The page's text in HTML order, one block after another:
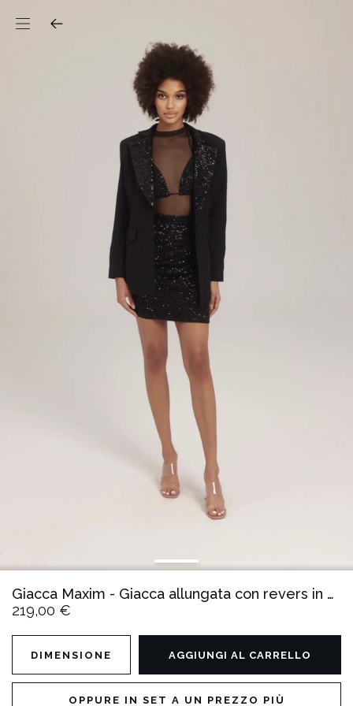
Giacca Maxim - Giacca allungata con revers in paillettes
219,00 €
DIMENSIONE AGGIUNGI AL CARRELLO
OPPURE IN SET A UN PREZZO PIÙ